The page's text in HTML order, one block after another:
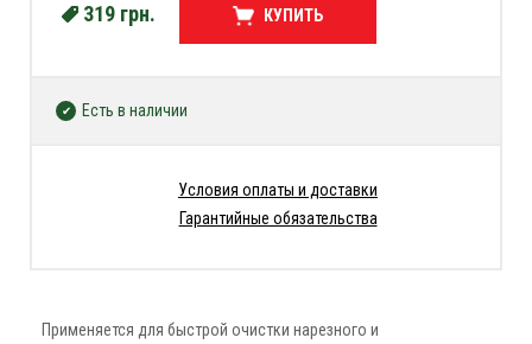
Применяется для быстрой очистки нарезного и
319 грн. КУПИТЬ
Есть в наличии
Условия оплаты и доставки
Гарантийные обязательства